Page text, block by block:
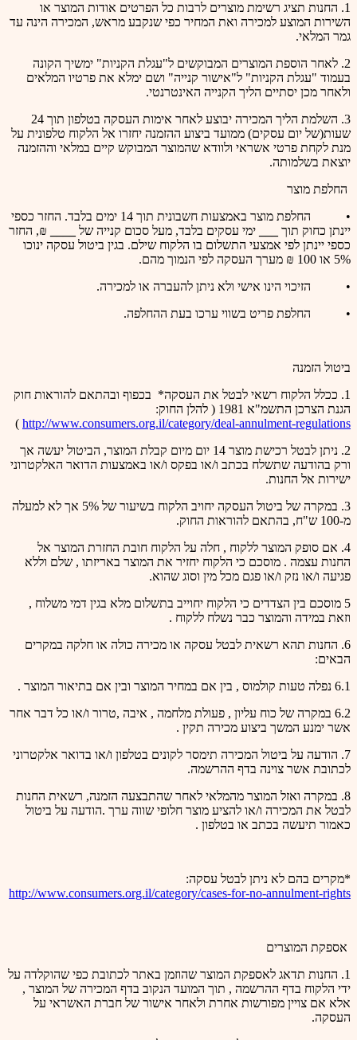
1. החנות תציג רשימת מוצרים לרבות כל הפרטים אודות המוצר או
השירות המוצע למכירה ואת המחיר כפי שנקבע מראש, המכירה הינה עד
גמר המלאי.
2. לאחר הוספת המוצרים המבוקשים ל"עגלת הקניות" ימשיך הקונה
בעמוד "עגלת הקניות" ל"אישור קנייה" ושם ימלא את פרטיו המלאים
ולאחר מכן יסתיים הליך הקנייה האינטרנטי.
3. השלמת הליך המכירה יבוצע לאחר אימות העסקה בטלפון תוך 24
שעות(של יום עסקים) ממועד ביצוע ההזמנה יחזרו אל הלקוח טלפונית על
מנת לקחת פרטי אשראי ולוודא שהמוצר המבוקש קיים במלאי וההזמנה
יוצאת בשלמותה.
החלפת מוצר
• החלפת מוצר באמצעות חשבונית תוך 14 ימים בלבד. החזר כספי
יינתן כחוק תוך
ימי עסקים בלבד, מעל סכום קנייה של
₪, החזר
כספי יינתן לפי אמצעי התשלום בו הלקוח שילם. בגין ביטול עסקה ינוכו
5% או 100 ₪ מערך העסקה לפי הנמוך מהם.
• הזיכוי הינו אישי ולא ניתן להעברה או למכירה.
• החלפת פריט בשווי ערכו בעת ההחלפה.
ביטול הזמנה
1. ככלל הלקוח רשאי לבטל את העסקה* בכפוף ובהתאם להוראות חוק
הגנת הצרכן התשמ"א 1981 ( להלן החוק:
http://www.consumers.org.il/category/deal-annulment-regulations
)
2. ניתן לבטל רכישת מוצר 14 יום מיום קבלת המוצר, הביטול יעשה אך
ורק בהודעה שתשלח בכתב ו/או בפקס ו/או באמצעות הדואר האלקטרוני
ישירות אל החנות.
3. במקרה של ביטול העסקה יחויב הלקוח בשיעור של 5% אך לא למעלה
מ-100 ש"ח, בהתאם להוראות החוק.
4. אם סופק המוצר ללקוח , חלה על הלקוח חובת החזרת המוצר אל
החנות עצמה . מוסכם כי הלקוח יחזיר את המוצר באריזתו , שלם וללא
פגיעה ו/או נזק ו/או פגם מכל מין וסוג שהוא.
5 מוסכם בין הצדדים כי הלקוח יחוייב בתשלום מלא בגין דמי משלוח ,
וזאת במידה והמוצר כבר נשלח ללקוח .
6. החנות תהא רשאית לבטל עסקה או מכירה כולה או חלקה במקרים
הבאים:
6.1 נפלה טעות קולמוס , בין אם במחיר המוצר ובין אם בתיאור המוצר .
6.2 במקרה של כוח עליון , פעולת מלחמה , איבה ,טרור ו/או כל דבר אחר
אשר ימנע המשך ביצוע מכירה תקין .
7. הודעה על ביטול המכירה תימסר לקונים בטלפון ו/או בדואר אלקטרוני
לכתובת אשר צוינה בדף ההרשמה.
8. במקרה ואזל המוצר מהמלאי לאחר שהתבצעה הזמנה, רשאית החנות
לבטל את המכירה ו/או להציע מוצר חלופי שווה ערך .הודעה על ביטול
כאמור תיעשה בכתב או בטלפון .
*מקרים בהם לא ניתן לבטל עסקה:
http://www.consumers.org.il/category/cases-for-no-annulment-rights
אספקת המוצרים
1. החנות תדאג לאספקת המוצר שהוזמן באתר לכתובת כפי שהוקלדה על
ידי הלקוח בדף ההרשמה , תוך המועד הנקוב בדף המכירה של המוצר ,
אלא אם צויין מפורשות אחרת ולאחר אישור של חברת האשראי על
העסקה.